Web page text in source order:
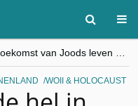
“Besnijdenisdebat toont hoe moeilijk seculiere Westen minderheden begrijpt”, Jinnih Beels (Vooruit)
CITYTRIP | ROEMENIË – Boekarest: de verrassing van Oost-Europa
WOII & HOLOCAUST